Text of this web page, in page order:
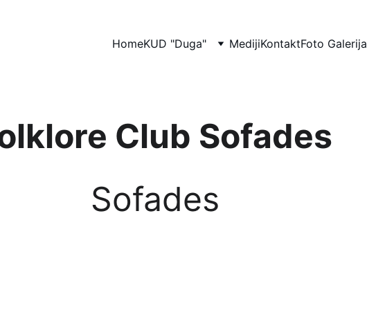
HomeKUD "Duga" MedijiKontaktFoto Galerija
Club Sofades
Sofades